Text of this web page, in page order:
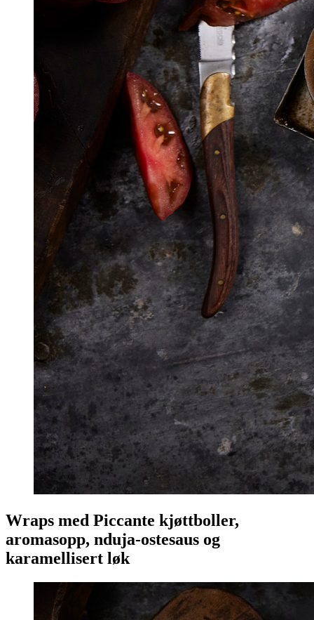
Wraps med Piccante kjøttboller,
aromasopp, nduja-ostesaus og
karamellisert løk